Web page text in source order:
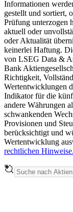
Informationen
gestellt und sortiert,
Prüfung unterzogen
aktuell oder
oder Aktualität
keinerlei Haftung.
von LSEG Data &
Bank
Richtigkeit,
Wertentwicklungen
Indikator für die
andere Währungen
schwankenden
Provisionen und
berücksichtigt und
Wertentwicklung
rechtlichen Hinweise.